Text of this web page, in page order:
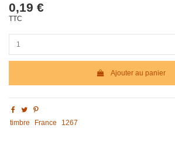
0,19 €
TTC
Ajouter au panier
timbre France 1267